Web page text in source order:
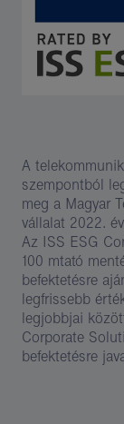
A
szempontból
meg a Magyar
vállalat 2022.
Az ISS ESG
100 mtató
befektetésre
legfrissebb
legjobbjai
Corporate
befektetésre